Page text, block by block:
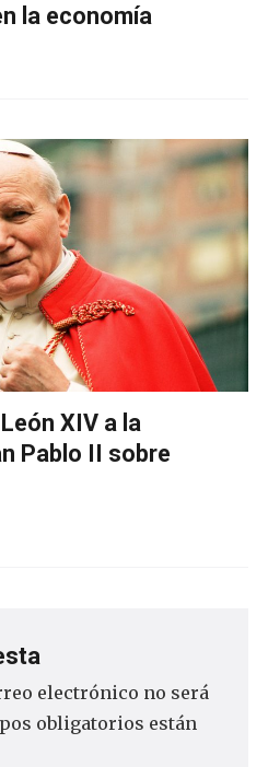
la economía
XIV a la
Pablo II sobre
electrónico no será
obligatorios están